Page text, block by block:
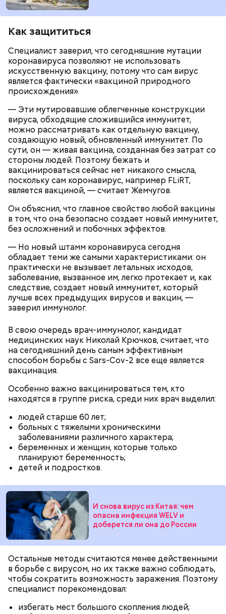
Как защититься
Специалист заверил, что сегодняшние мутации
коронавируса позволяют не использовать
искусственную вакцину, потому что сам вирус
является фактически «вакциной природного
происхождения».
— Эти мутировавшие облегченные конструкции
вируса, обходящие сложившийся иммунитет,
можно рассматривать как отдельную вакцину,
создающую новый, обновленный иммунитет. По
сути, он — живая вакцина, созданная без затрат со
стороны людей. Поэтому бежать и
вакцинироваться сейчас нет никакого смысла,
поскольку сам коронавирус, например FLiRT,
является вакциной, — считает Жемчугов.
Он объяснил, что главное свойство любой вакцины
в том, что она безопасно создает новый иммунитет,
без осложнений и побочных эффектов.
— Но новый штамм коронавируса сегодня
обладает теми же самыми характеристиками: он
практически не вызывает летальных исходов,
заболевание, вызванное им, легко протекает и, как
следствие, создает новый иммунитет, который
лучше всех предыдущих вирусов и вакцин, —
заверил иммунолог.
В свою очередь врач-иммунолог, кандидат
медицинских наук Николай Крючков, считает, что
на сегодняшний день самым эффективным
способом борьбы с Sars-Cov-2 все еще является
вакцинация.
Особенно важно вакцинироваться тем, кто
находятся в группе риска, среди них врач выделил:
людей старше 60 лет;
больных с тяжелыми хроническими
заболеваниями различного характера;
беременных и женщин, которые только
планируют беременность;
детей и подростков.
И снова вирус из Китая: чем
опасна инфекция WELV и
доберется ли она до России
Остальные методы считаются менее действенными
в борьбе с вирусом, но их также важно соблюдать,
чтобы сократить возможность заражения. Поэтому
специалист порекомендовал:
избегать мест большого скопления людей;
Готовим:Нужно в течение 10 минут обжарить
перцы на мангале с раскаленными углями. Красный
лук нарезать кольцами и подпечь с двух сторон.
приправить солью и выложить на мангал к перцам.
— Затем достать подпекшийся до темного цвета
перец с углей и переложить его в пакет, чтобы
кожица стала мягкой. После необходимо снять эту
кожицу с овоща и нарезать. Далее готовые лук,
баклажан и кабачок разрезать пополам, а помидор
— на крупные дольки, — рассказал собеседник
«ВМ».
Для заправки нужно мелко нарезать чеснок и
смешать его с уксусом, оливковым маслом, сахаром
и нарезанной веточкой тархуна.
Сливочное масло необходимо немного
добавить ванильный сахар и соль. Все эти
ингредиенты нужно взбивать миксером
примерно три минуты, пока масло не
побелеет.
Далее по одному следует добавлять в готовую
массу яйца, после чего нужно получившееся
Если технология соблюдается правильно, то
должен получиться воздушный кремовый
сгусток цвета слоновой кости.
Затем в тесто нужно включить цедру
апельсина и, помешивая массу, вливать в нее
Тесто сразу можно выпекать, ему не нужна
расстойка, предупредил шеф-повар:
Диетолог Соломатина объяснила,
как без вреда для здоровья выйти
из Великого поста
— Из указанных мною объемов у вас должно
их нужно при температуре 180 градусов около 40
минут.
Глазурь